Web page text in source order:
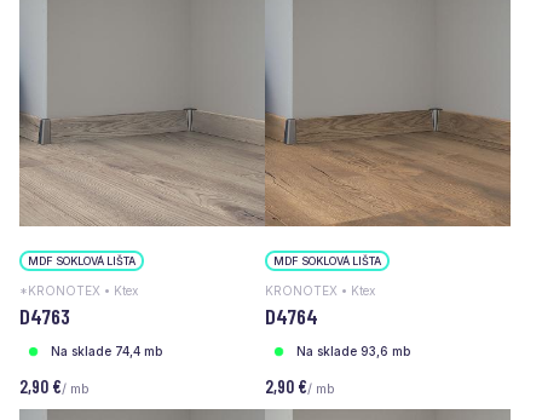
MDF SOKLOVÁ LIŠTA
*KRONOTEX • Ktex
D4763
Na sklade 74,4 mb
2,90 €/ mb
MDF SOKLOVÁ LIŠTA
KRONOTEX • Ktex
D4764
Na sklade 93,6 mb
2,90 €/ mb